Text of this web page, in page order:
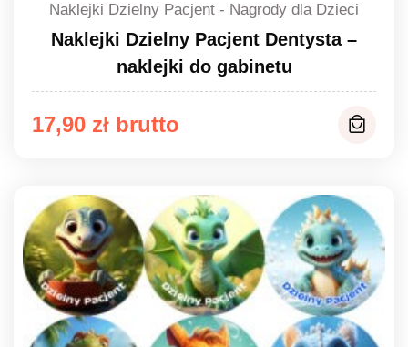
Naklejki Dzielny Pacjent - Nagrody dla Dzieci
Naklejki Dzielny Pacjent Dentysta –
naklejki do gabinetu
17,90 zł